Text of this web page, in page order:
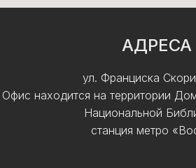
АДРЕСА
ул. Франциска
Офис находится на территории
Национальной
станция метро